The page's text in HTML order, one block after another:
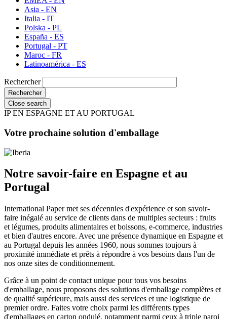
Asia - EN
Italia - IT
Polska - PL
España - ES
Portugal - PT
Maroc - FR
Latinoamérica - ES
Rechercher
Close search
IP EN ESPAGNE ET AU PORTUGAL
Votre prochaine solution d'emballage
Notre savoir-faire en Espagne et au
Portugal
International Paper met ses décennies d'expérience et son savoir-
faire inégalé au service de clients dans de multiples secteurs : fruits
et légumes, produits alimentaires et boissons, e-commerce, industries
et bien d'autres encore. Avec une présence dynamique en Espagne et
au Portugal depuis les années 1960, nous sommes toujours à
proximité immédiate et prêts à répondre à vos besoins dans l'un de
nos onze sites de conditionnement.
Grâce à un point de contact unique pour tous vos besoins
d'emballage, nous proposons des solutions d'emballage complètes et
de qualité supérieure, mais aussi des services et une logistique de
premier ordre. Faites votre choix parmi les différents types
d'emballages en carton ondulé, notamment parmi ceux à triple paroi